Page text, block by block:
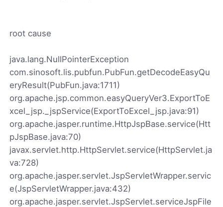
root cause
java.lang.NullPointerException
com.sinosoft.lis.pubfun.PubFun.getDecodeEasyQu
eryResult(PubFun.java:1711)
org.apache.jsp.common.easyQueryVer3.ExportToE
xcel_jsp._jspService(ExportToExcel_jsp.java:91)
org.apache.jasper.runtime.HttpJspBase.service(Htt
pJspBase.java:70)
javax.servlet.http.HttpServlet.service(HttpServlet.ja
va:728)
org.apache.jasper.servlet.JspServletWrapper.servic
e(JspServletWrapper.java:432)
org.apache.jasper.servlet.JspServlet.serviceJspFile